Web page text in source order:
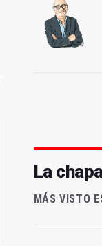
La
MÁS VISTO